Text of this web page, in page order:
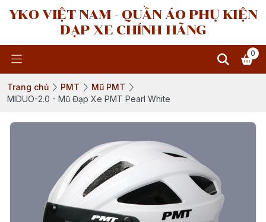
YKO VIỆT NAM - QUẦN ÁO PHỤ KIỆN
ĐẠP XE CHÍNH HÃNG
0
Trang chủ PMT
Mũ PMT
MIDUO-2.0 - Mũ Đạp Xe PMT Pearl White